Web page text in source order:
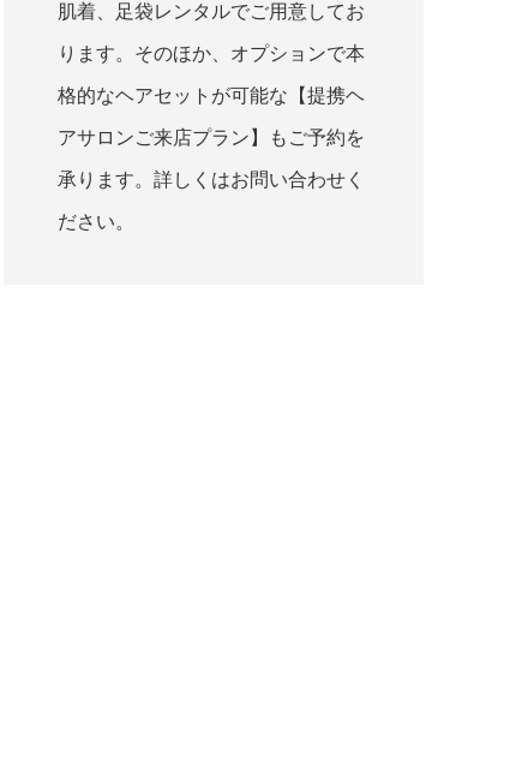
肌着、足袋レンタルでご用意してお
ります。そのほか、オプションで本
格的なヘアセットが可能な【提携ヘ
アサロンご来店プラン】もご予約を
承ります。詳しくはお問い合わせく
ださい。